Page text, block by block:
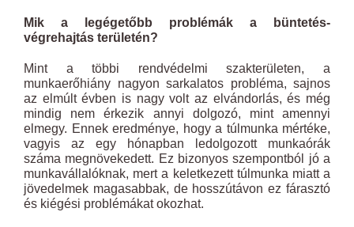
Mik a legégetőbb problémák a büntetés-
végrehajtás területén?
Mint a többi rendvédelmi szakterületen, a
munkaerőhiány nagyon sarkalatos probléma, sajnos
az elmúlt évben is nagy volt az elvándorlás, és még
mindig nem érkezik annyi dolgozó, mint amennyi
elmegy. Ennek eredménye, hogy a túlmunka mértéke,
vagyis az egy hónapban ledolgozott munkaórák
száma megnövekedett. Ez bizonyos szempontból jó a
munkavállalóknak, mert a keletkezett túlmunka miatt a
jövedelmek magasabbak, de hosszútávon ez fárasztó
és kiégési problémákat okozhat.